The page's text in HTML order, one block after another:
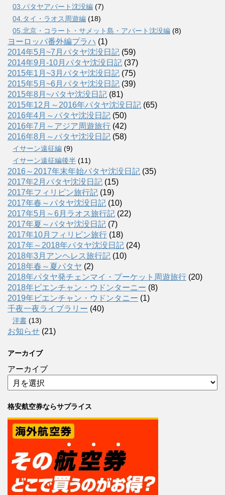
03.パタヤアパート沈没編 (7)
04.タイ・ラオス周遊編 (18)
05.北京・コラート・サメット島・アパート沈没編 (8)
ヨーロッパ番外編プラハ (1)
2014年5月~7月パタヤ沈没日記 (59)
2014年9月-10月パタヤ沈没日記 (37)
2015年1月~3月パタヤ沈没日記 (75)
2015年5月~6月パタヤ沈没日記 (39)
2015年8月~パタヤ沈没日記 (81)
2015年12月～2016年パタヤ沈没日記 (65)
2016年4月～パタヤ沈没日記 (50)
2016年7月～アジア周遊旅行 (42)
2016年8月～パタヤ沈没日記 (58)
イサーン遠征編 (9)
イサーン遠征編後半 (11)
2016～2017年末年始パタヤ沈没日記 (35)
2017年2月パタヤ沈没日記 (15)
2017年フィリピン旅行記 (19)
2017年春～パタヤ沈没日記 (10)
2017年5月～6月ラオス旅行記 (22)
2017年夏～パタヤ沈没日記 (7)
2017年10月フィリピン旅行 (18)
2017年～2018年パタヤ沈没日記 (24)
2018年3月アンヘレス旅行記 (10)
2018年春～夏パタヤ (2)
2018年パタヤ発チェンマイ・プーケット周遊旅行 (20)
2018年ビエンチャン・ウドンターニー (8)
2019年ビエンチャン・ウドンタニー (1)
千夜一夜ライブラリー (40)
洋書 (13)
お知らせ (21)
アーカイブ
アーカイブ
格安航空券ならサプライス